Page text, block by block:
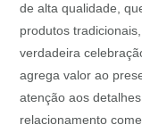
de alta qualidade,
produtos
verdadeira
agrega valor ao
atenção aos
relacionamento